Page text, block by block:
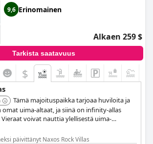
9,6 Erinomainen
Alkaen 259 $
Tarkista saatavuus
$
Tämä majoituspaikka tarjoaa huviloita ja
omat uima-altaat, ja siinä on infinity-allas
voivat nauttia ylellisestä uima-
päivittänyt Naxos Rock Villas